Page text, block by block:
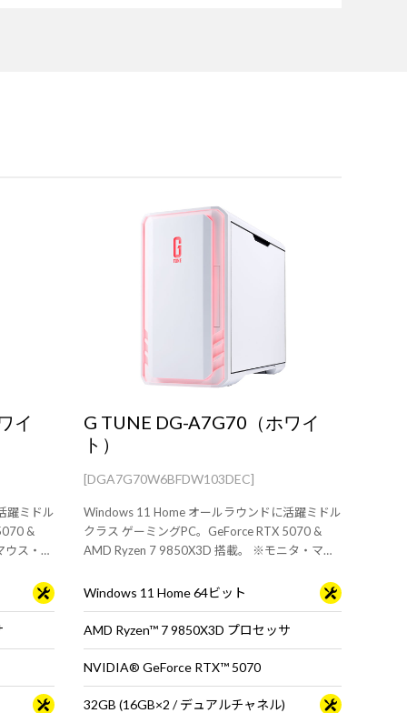
イ
躍ミドル
&
ス・キ
G TUNE DG-A7G70（ホワイ
ト）
[DGA7G70W6BFDW103DEC]
Windows 11 Home オールラウンドに活躍ミドル
クラス ゲーミングPC。GeForce RTX 5070 &
AMD Ryzen 7 9850X3D 搭載。 ※モニタ・マウ
Windows 11 Home 64ビット
AMD Ryzen™ 7 9850X3D プロセッサ
NVIDIA® GeForce RTX™ 5070
32GB (16GB×2 / デュアルチャネル)